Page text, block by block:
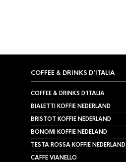
COFFEE & DRINKS D’ITALIA
COFFEE & DRINKS D’ITALIA
BIALETTI KOFFIE NEDERLAND
BRISTOT KOFFIE NEDERLAND
BONOMI KOFFIE NEDELAND
TESTA ROSSA KOFFIE NEDERLAND
CAFFE VIANELLO